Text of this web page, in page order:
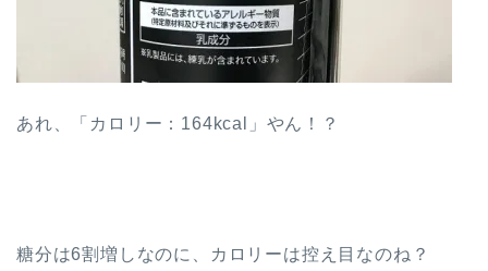
あれ、「カロリー：164kcal」やん！？
糖分は6割増しなのに、カロリーは控え目なのね？